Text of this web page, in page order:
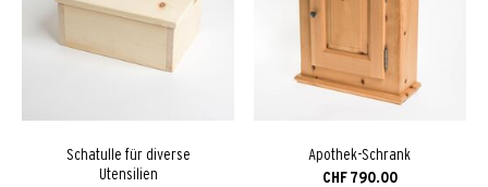
Schatulle für diverse
Utensilien
Apothek-Schrank
CHF790.00